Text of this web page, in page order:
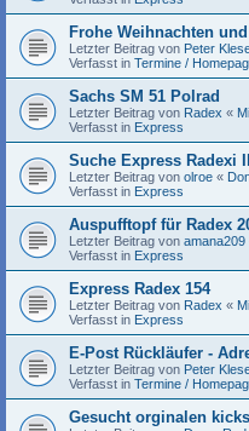
Frohe Weihnachten
Letzter Beitrag von Peter
Verfasst in Termine /
Sachs SM 51 Polrad
Letzter Beitrag von Radex «
Verfasst in Express
Suche Express Radexi
Letzter Beitrag von olroe «
Verfasst in Express
Auspufftopf für Radex
Letzter Beitrag von amana209
Verfasst in Express
Express Radex 154
Letzter Beitrag von Radex «
Verfasst in Express
E-Post Rückläufer -
Letzter Beitrag von Peter
Verfasst in Termine /
Gesucht orginalen